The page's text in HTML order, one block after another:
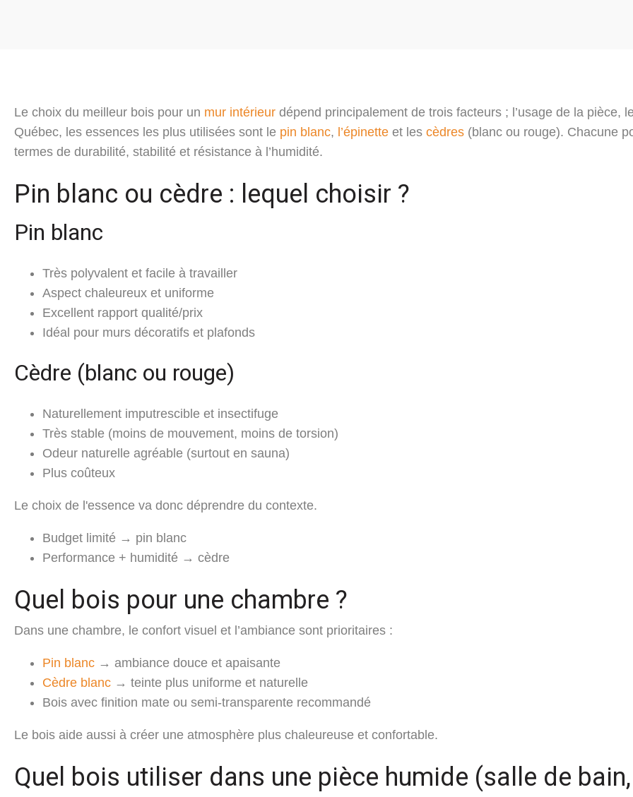
Le choix du meilleur bois pour un mur intérieur dépend principalement de trois facteurs ; l’usage de la pièce,
Québec, les essences les plus utilisées sont le pin blanc, l’épinette et les cèdres (blanc ou rouge). Chacune
termes de durabilité, stabilité et résistance à l’humidité.
Pin blanc ou cèdre : lequel choisir ?
Pin blanc
Très polyvalent et facile à travailler
Aspect chaleureux et uniforme
Excellent rapport qualité/prix
Idéal pour murs décoratifs et plafonds
Cèdre (blanc ou rouge)
Naturellement imputrescible et insectifuge
Très stable (moins de mouvement, moins de torsion)
Odeur naturelle agréable (surtout en sauna)
Plus coûteux
Le choix de l'essence va donc déprendre du contexte.
Budget limité → pin blanc
Performance + humidité → cèdre
Quel bois pour une chambre ?
Dans une chambre, le confort visuel et l’ambiance sont prioritaires :
Pin blanc → ambiance douce et apaisante
Cèdre blanc → teinte plus uniforme et naturelle
Bois avec finition mate ou semi-transparente recommandé
Le bois aide aussi à créer une atmosphère plus chaleureuse et confortable.
Quel bois utiliser dans une pièce humide (salle de